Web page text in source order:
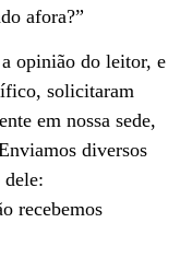
afora?”
a opinião do leitor, e
solicitaram
em nossa sede,
diversos
dele:
recebemos